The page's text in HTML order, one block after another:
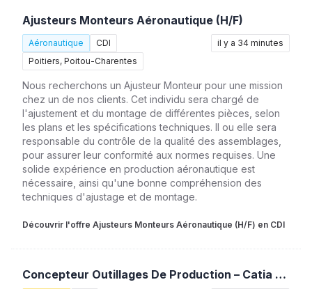
Ajusteurs Monteurs Aéronautique (H/F)
Aéronautique
CDI
Poitiers, Poitou-Charentes
il y a 34 minutes
Nous recherchons un Ajusteur Monteur pour une mission
chez un de nos clients. Cet individu sera chargé de
l'ajustement et du montage de différentes pièces, selon
les plans et les spécifications techniques. Il ou elle sera
responsable du contrôle de la qualité des assemblages,
pour assurer leur conformité aux normes requises. Une
solide expérience en production aéronautique est
nécessaire, ainsi qu'une bonne compréhension des
techniques d'ajustage et de montage.
Découvrir l'offre Ajusteurs Monteurs Aéronautique (H/F) en CDI
Concepteur Outillages De Production – Catia V5 (H/F)